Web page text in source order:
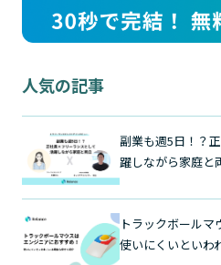
人気の記事
副業も週5日！？
躍しながら家庭と
トラックボールマ
使いにくいといわ